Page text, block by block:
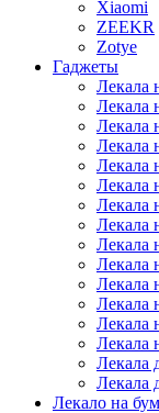
Xiaomi
ZEEKR
Zotye
Гаджеты
Лекала
Лекала
Лекала
Лекала
Лекала
Лекала
Лекала
Лекала
Лекала
Лекала
Лекала
Лекала
Лекала
Лекала
Лекала
Лекала
Лекало на